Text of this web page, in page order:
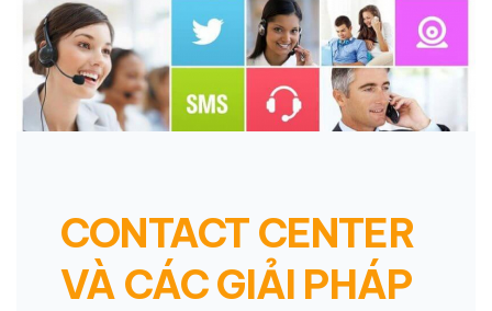
CONTACT CENTER
VÀ CÁC GIẢI PHÁP